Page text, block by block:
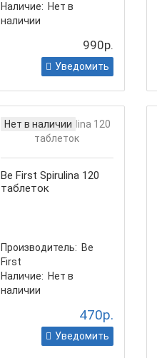
Наличие: Нет в
наличии
990р.
Уведомить
Нет в наличии
Be First Spirulina 120
таблеток
Производитель: Be
First
Наличие: Нет в
наличии
470р.
Уведомить